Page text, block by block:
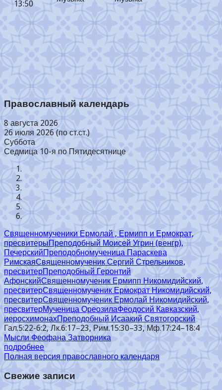
13:50
Православный календарь
8 августа 2026
26 июля 2026 (по ст.ст.)
Суббота
Седмица 10-я по Пятидесятнице
Священномученики Ермолай , Ермипп и Ермократ,
пресвитерыПреподобный Моисей Угрин (венгр),
ПечерскийПреподобномученица Параскева
РимскаяСвященномученик Сергий Стрельников,
пресвитерПреподобный Геронтий
АфонскийСвященномученик Ермипп Никомидийский,
пресвитерСвященномученик Ермократ Никомидийский,
пресвитерСвященномученик Ермолай Никомидийский,
пресвитерМученица ОреозилаФеодосий Кавказский,
иеросхимонахПреподобный Исаакий Святогорский
Гал.5:22-6:2, Лк.6:17–23, Рим.15:30–33, Мф.17:24–18:4
Мысли Феофана Затворника
подробнее
Полная версия православного календаря
Свежие записи